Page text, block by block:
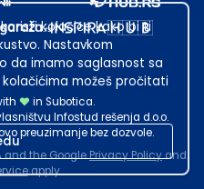
in Subotica.
Infostud rešenja d.o.o.
preuzimanje bez dozvole.
and the GooglePrivacy Policyand
apply.
kolačiće kako bi ti
Nastavkom
da imamo saglasnost sa
možeš pročitati